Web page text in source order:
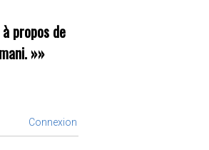
propos de
»»
Connexion